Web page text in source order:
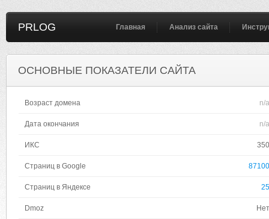
PRLOG Главная Анализ сайта
ОСНОВНЫЕ ПОКАЗАТЕЛИ САЙТА
Возраст домена n/a
Дата окончания n/a
ИКС 350
Страниц в Google 87100
Страниц в Яндексе 25
Dmoz Нет